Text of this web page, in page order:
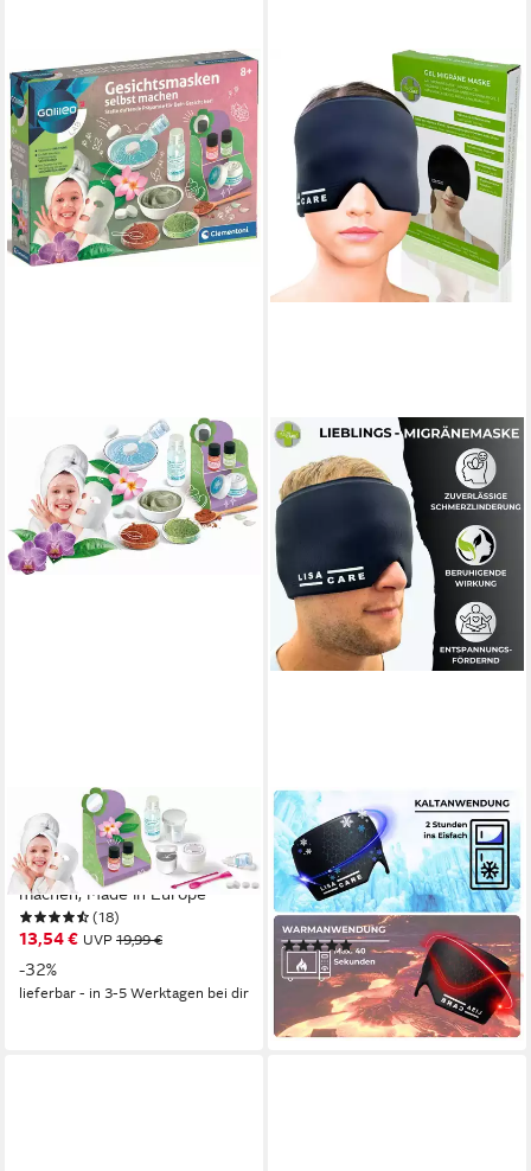
CLEMENTONI®
Experimentierkasten Galileo,
Gesichtsmasken selbst
machen, Made in Europe
(18)
13,54 € UVP 19,99 €
-32%
lieferbar - in 3-5 Werktagen bei dir
LISACARE
Gesichtsmaske Migräne
Maske - Kühlmaske -
Kopfschmerzen Maske, Sanft
& Geruchslos!
(2)
20,95 € UVP24,95 €
lieferbar - in 2-3 Werktagen bei dir